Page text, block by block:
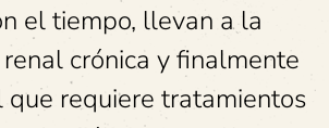
el tiempo, llevan a la
crónica y finalmente
requiere tratamientos